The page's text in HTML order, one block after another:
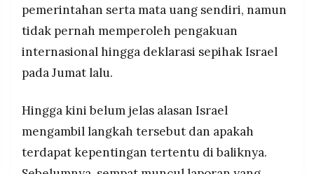
pemerintahan serta mata uang sendiri, namun
tidak pernah memperoleh pengakuan
internasional hingga deklarasi sepihak Israel
pada Jumat lalu.
Hingga kini belum jelas alasan Israel
mengambil langkah tersebut dan apakah
terdapat kepentingan tertentu di baliknya.